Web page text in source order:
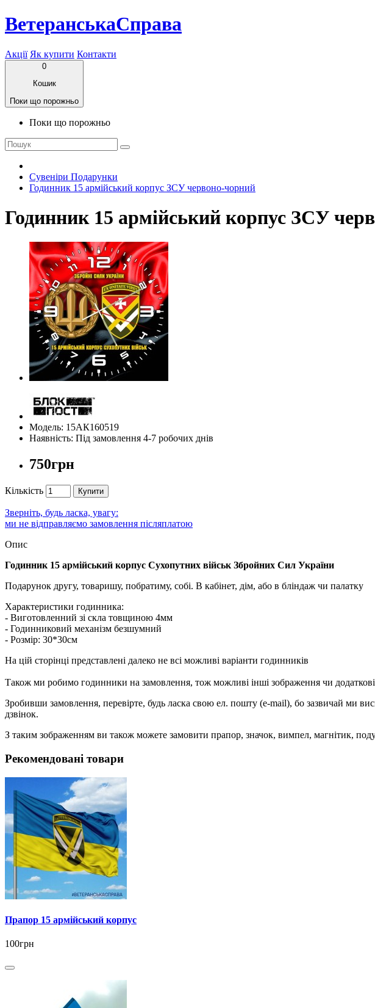
ВетеранськаСправа
Акції Як купити Контакти
0
Кошик
Поки що порожньо
Поки що порожньо
Сувеніри Подарунки
Годинник 15 армійський корпус ЗСУ червоно-чорний
Годинник 15 армійський корпус ЗСУ
Модель: 15АК160519
Наявність: Під замовлення 4-7 робочих днів
750грн
Кількість Купити
Зверніть, будь ласка, увагу:
ми не відправляємо замовлення післяплатою
Опис
Годинник 15 армійський корпус Сухопутних військ Збройних Сил України
Подарунок другу, товаришу, побратиму, собі. В кабінет, дім, або в бліндаж чи палатку
Характеристики годинника:
- Виготовленний зі скла товщиною 4мм
- Годинниковий механізм безшумний
- Розмір: 30*30см
На цій сторінці представлені далеко не всі можливі варіанти годинників
Також ми робимо годинники на замовлення, тож можливі інші зображення чи
Зробивши замовлення, перевірте, будь ласка свою ел. пошту (e-mail), бо зазвичай ми
дзвінок.
З таким зображенням ви також можете замовити прапор, значок, вимпел, магнітик,
Рекомендовані товари
Прапор 15 армійський корпус
100грн